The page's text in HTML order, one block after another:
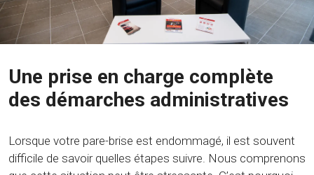
Une prise en charge complète
des démarches administratives
Lorsque votre pare-brise est endommagé, il est souvent
difficile de savoir quelles étapes suivre. Nous comprenons